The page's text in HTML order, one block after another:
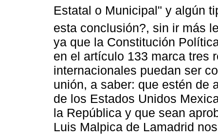
Estatal o Municipal" y algún
esta conclusión?, sin ir más
ya que la Constitución
en el artículo 133 marca tres
internacionales puedan ser
unión, a saber: que estén de
de los Estados Unidos
la República y que sean
Luis Malpica de Lamadrid